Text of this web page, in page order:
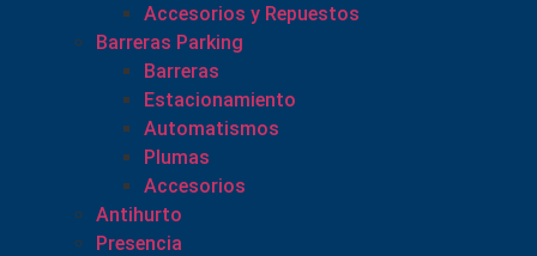
Accesorios y Repuestos
Barreras Parking
Barreras
Estacionamiento
Automatismos
Plumas
Accesorios
Antihurto
Presencia